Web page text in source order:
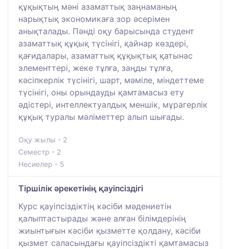
құқықтың мәні азаматтық заңнаманың
нарықтық экономикаға зор әсерімен
анықталады. Пәнді оқу барысында студент
азаматтық құқық түсінігі, қайнар көздері,
қағидалары, азаматтық құқықтық қатынас
элементтері, жеке тұлға, заңды тұлға,
кәсіпкерлік түсінігі, шарт, мәміле, міндеттеме
түсінігі, оны орындауды қамтамасыз ету
әдістері, интеллектуалдық меншік, мұрагерлік
құқық туралы мәліметтер алып шығады.
Оқу жылы - 2
Семестр - 2
Несиелер - 5
Тіршілік әрекетінің қауіпсіздігі
Курс қауіпсіздіктің кәсіби мәдениетін
қалыптастырады және алған білімдерінің
жиынтығын кәсіби қызметте қолдану, кәсіби
қызмет саласындағы қауіпсіздікті қамтамасыз